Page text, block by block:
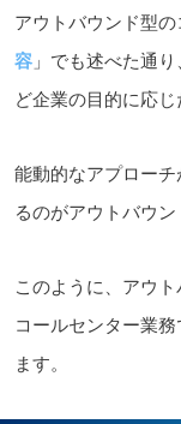
アウトバウンド型
容 」でも述べた通
ど企業の目的に応じ
能動的なアプロー
るのがアウトバウ
このように、アウ
コールセンター業
ます。